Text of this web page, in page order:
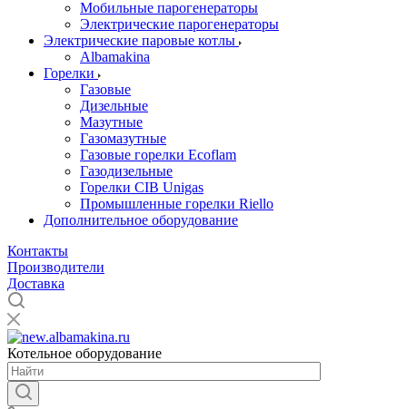
Мобильные парогенераторы
Электрические парогенераторы
Электрические паровые котлы
Albamakina
Горелки
Газовые
Дизельные
Мазутные
Газомазутные
Газовые горелки Ecoflam
Газодизельные
Горелки CIB Unigas
Промышленные горелки Riello
Дополнительное оборудование
Контакты
Производители
Доставка
Котельное оборудование